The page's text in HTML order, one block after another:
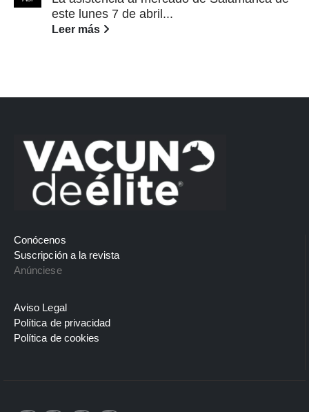
este lunes 7 de abril...
Leer más
Conócenos
Suscripción a la revista
Anúnciese
Aviso Legal
Política de privacidad
Política de cookies